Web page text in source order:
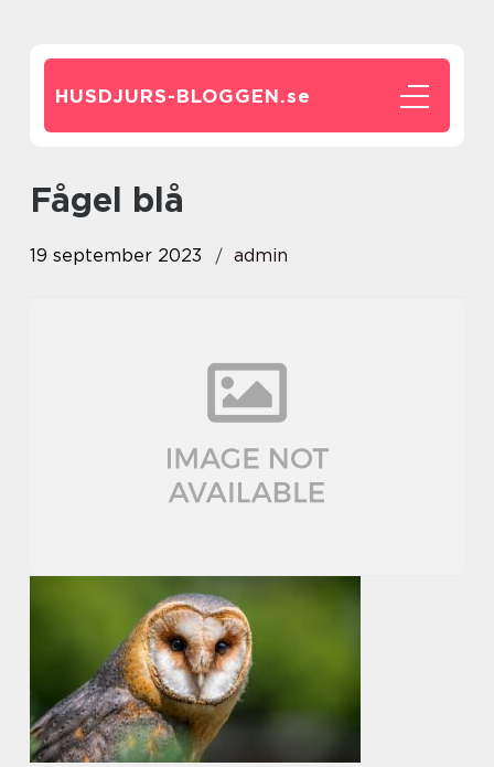
HUSDJURS-BLOGGEN.se
fågel blå
19 september 2023 admin